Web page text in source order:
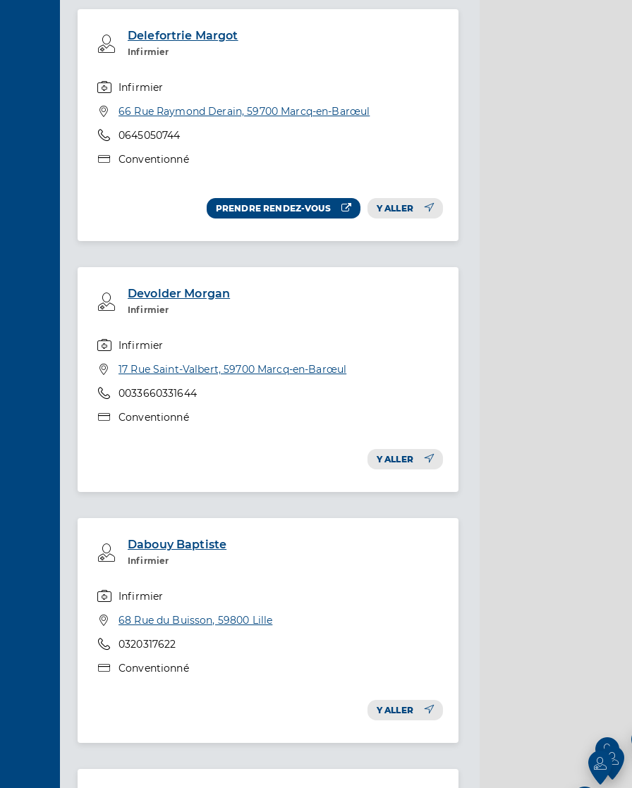
Delefortrie Margot
Infirmier
Professionel de santé
Infirmier
Adresse
66 Rue Raymond Derain, 59700 Marcq-en-Barœul
Téléphone
0645050744
Type de convention
Conventionné
PRENDRE RENDEZ-VOUS Y ALLER
Devolder Morgan
Infirmier
Professionel de santé
Infirmier
Adresse
17 Rue Saint-Valbert, 59700 Marcq-en-Barœul
Téléphone
0033660331644
Type de convention
Conventionné
Y ALLER
Dabouy Baptiste
Infirmier
Professionel de santé
Infirmier
Adresse
68 Rue du Buisson, 59800 Lille
Téléphone
0320317622
Type de convention
Conventionné
Y ALLER